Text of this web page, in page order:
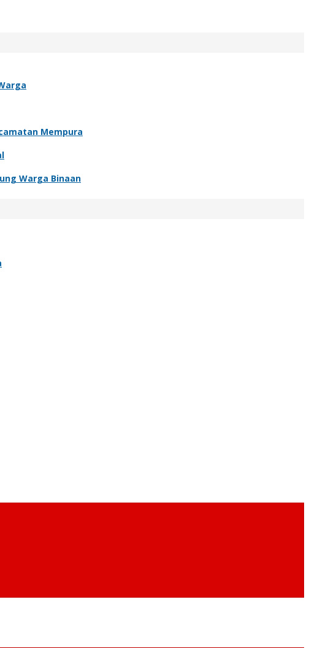
Mempura
Warga Binaan